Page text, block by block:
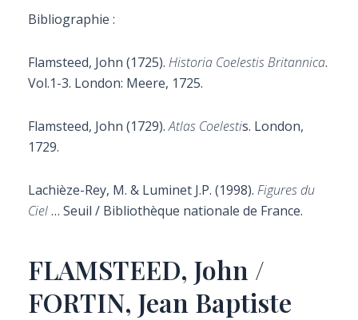
Bibliographie :
Flamsteed, John (1725). Historia Coelestis Britannica.
Vol.1-3. London: Meere, 1725.
Flamsteed, John (1729).Atlas Coelestis. London,
1729.
Lachièze-Rey, M. & Luminet J.P. (1998). Figures du
Ciel… Seuil / Bibliothèque nationale de France.
FLAMSTEED, John /
FORTIN, Jean Baptiste